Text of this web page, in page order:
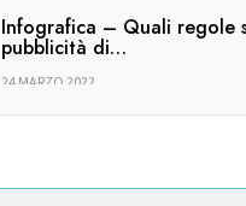
Infografica – Quali regole
pubblicità di…
24 MARZO 2022